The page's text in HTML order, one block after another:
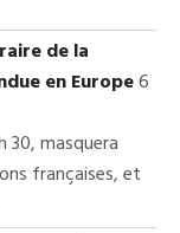
de la
en Europe6
30, masquera
françaises, et